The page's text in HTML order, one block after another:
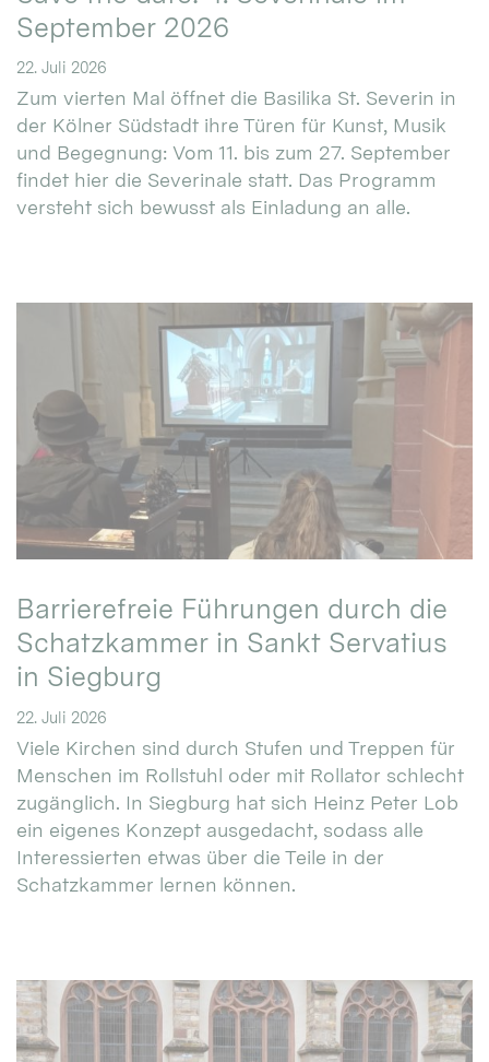
September 2026
22. Juli 2026
Zum vierten Mal öffnet die Basilika St. Severin in
der Kölner Südstadt ihre Türen für Kunst, Musik
und Begegnung: Vom 11. bis zum 27. September
findet hier die Severinale statt. Das Programm
versteht sich bewusst als Einladung an alle.
Barrierefreie Führungen durch die
Schatzkammer in Sankt Servatius
in Siegburg
22. Juli 2026
Viele Kirchen sind durch Stufen und Treppen für
Menschen im Rollstuhl oder mit Rollator schlecht
zugänglich. In Siegburg hat sich Heinz Peter Lob
ein eigenes Konzept ausgedacht, sodass alle
Interessierten etwas über die Teile in der
Schatzkammer lernen können.